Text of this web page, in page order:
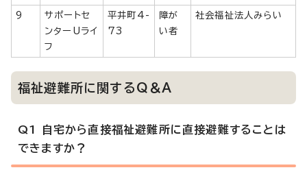
9
サポートセ
ンターUライ
フ
平井町4-
73
障が
い者
社会福祉法人みらい
福祉避難所に関するQ＆A
Q1 自宅から直接福祉避難所に直接避難することは
できますか？